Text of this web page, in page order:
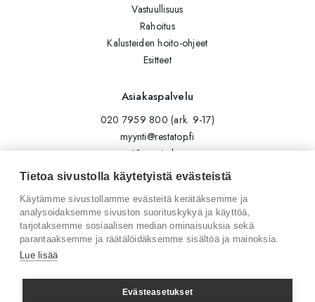
Vastuullisuus
Rahoitus
Kalusteiden hoito-ohjeet
Esitteet
Asiakaspalvelu
020 7959 800 (ark. 9-17)
myynti@restatop.fi
Yhteystiedot
Lähetä viesti
Seuraa meitä
Tilaa uutiskirje
Facebook
Tietoa sivustolla käytetyistä evästeistä
Käytämme sivustollamme evästeitä kerätäksemme ja
analysoidaksemme sivuston suorituskykyä ja käyttöä,
tarjotaksemme sosiaalisen median ominaisuuksia sekä
parantaaksemme ja räätälöidäksemme sisältöä ja mainoksia.
Lue lisää
Evästeasetukset